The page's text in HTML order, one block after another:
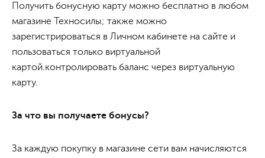
Получить бонусную карту можно бесплатно в любом
магазине Техносилы; также можно
зарегистрироваться в Личном кабинете на сайте и
пользоваться только виртуальной
картой.контролировать баланс через виртуальную
карту.
За что вы получаете бонусы?
За каждую покупку в магазине сети вам начисляются